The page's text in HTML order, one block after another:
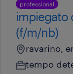
professional
impiegato
(f/m/nb)
ravarino,
tempo